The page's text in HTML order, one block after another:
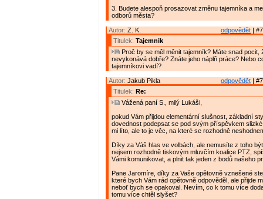
3. Budete alespoň prosazovat změnu tajemníka a
odborů města?
odpovědět |
Autor: Z. K.
Titulek: Tajemnik
Proč by se měl měnit tajemník? Máte snad pocit,
nevykonává dobře? Znáte jeho náplň práce? Nebo
tajemníkovi vadí?
odpovědět |
Autor: Jakub Pikla
Titulek: Re:
Vážená paní S., milý Lukáši,
pokud Vám přijdou elementární slušnost, základní
dovednost podepsat se pod svým příspěvkem
mi líto, ale to je věc, na které se rozhodně
Díky za Váš hlas ve volbách, ale nemusíte z toho
nejsem rozhodně tiskovým mluvčím koalice PTZ,
Vámi komunikovat, a plnit tak jeden z bodů našeho
Pane Jaromíre, díky za Vaše opětovně vznešené
které bych Vám rád opětovně odpověděl, ale přijde
neboť bych se opakoval. Nevím, co k tomu více
tomu více chtěl slyšet?